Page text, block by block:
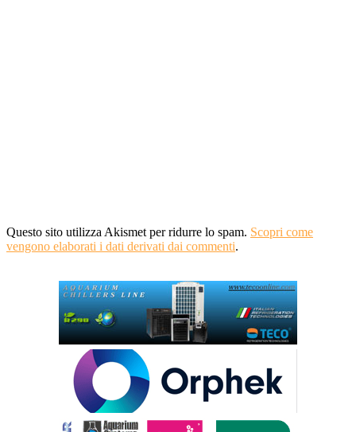
Questo sito utilizza Akismet per ridurre lo spam. Scopri come
vengono elaborati i dati derivati dai commenti.